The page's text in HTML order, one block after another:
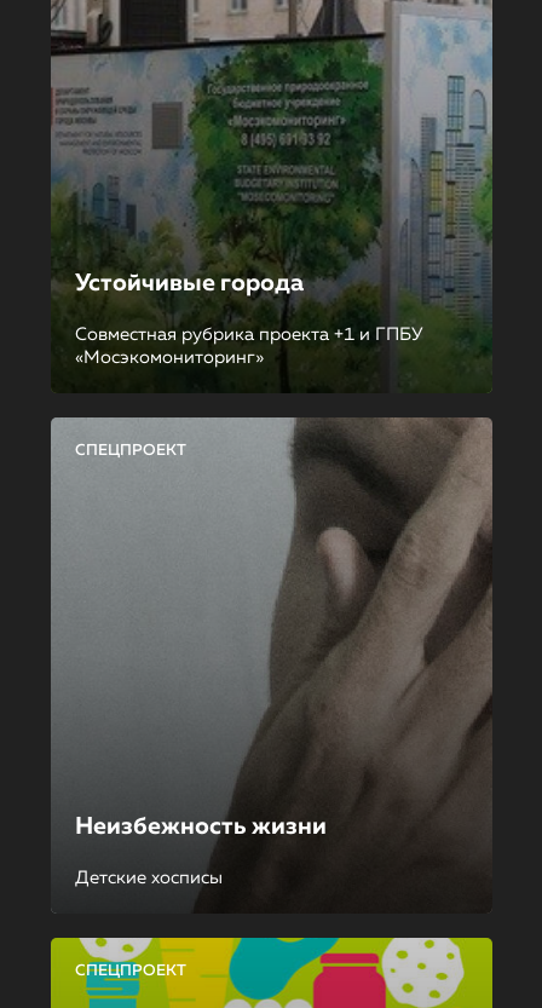
Устойчивые города
Совместная рубрика проекта +1 и ГПБУ
«Мосэкомониторинг»
СПЕЦПРОЕКТ
Неизбежность жизни
Детские хосписы
СПЕЦПРОЕКТ